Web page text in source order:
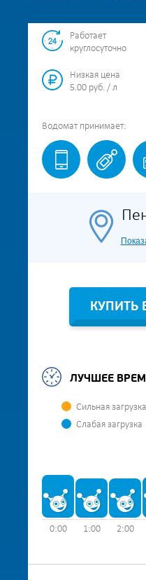
Работает
круглосуточно
Низкая цена
5.00 руб. / л
Водомат принимает:
КУПИТЬ
ЛУЧШЕЕ
Сильная загрузка
Слабая загрузка
0:00 1:00 2:00